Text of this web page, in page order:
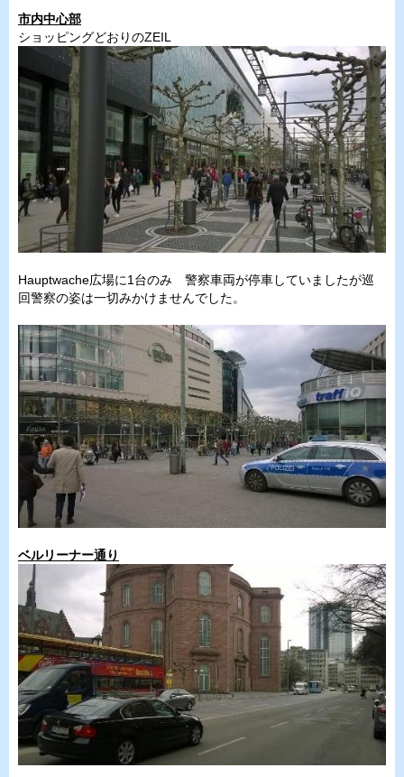
市内中心部
ショッピングどおりのZEIL
Hauptwache広場に1台のみ 警察車両が停車していましたが巡
回警察の姿は一切みかけませんでした。
ベルリーナー通り